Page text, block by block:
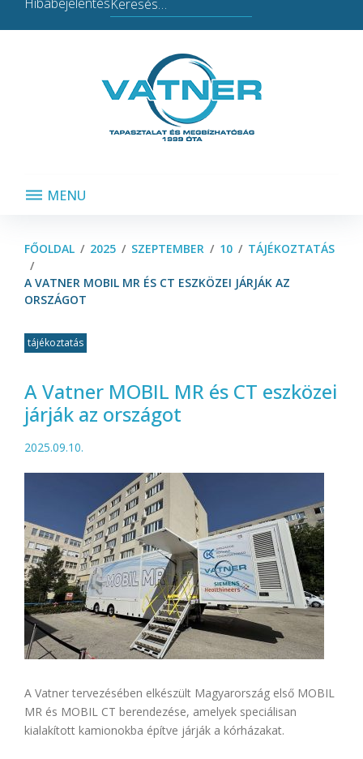
for:
MENU
FŐOLDAL / 2025 / SZEPTEMBER / 10 / TÁJÉKOZTATÁS
/
A VATNER MOBIL MR ÉS CT ESZKÖZEI JÁRJÁK AZ
ORSZÁGOT
tájékoztatás
A Vatner MOBIL MR és CT eszközei
járják az országot
2025.09.10.
A Vatner tervezésében elkészült Magyarország első MOBIL
MR és MOBIL CT berendezése, amelyek speciálisan
kialakított kamionokba építve járják a kórházakat.